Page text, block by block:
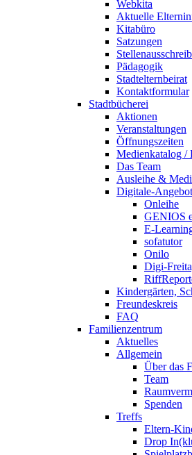
Webkita
Aktuelle
Kitabüro
Satzungen
Pädagogik
Stadtelternbeirat
Kontaktformular
Stadtbücherei
Aktionen
Veranstaltungen
Öffnungszeiten
Medienkatalog /
Das Team
Ausleihe &
Digitale-
Onleihe
GENIOS
E-
sofatutor
Onilo
Digi-
Kindergärten,
Freundeskreis
FAQ
Familienzentrum
Aktuelles
Allgemein
Über das
Team
Spenden
Treffs
Eltern-
Drop